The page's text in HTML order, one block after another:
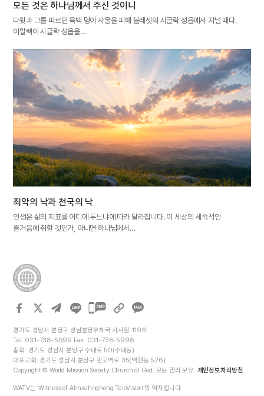
모든 것은 하나님께서 주신 것이니
다윗과 그를 따르던 육백 명이 사울을 피해 블레셋의 시글락 성읍에서 지낼 때다.
아말렉이 시글락 성읍을…
죄악의 낙과 천국의 낙
인생은 삶의 지표를 어디에 두느냐에 따라 달라집니다. 이 세상의 세속적인
즐거움에 취할 것인가, 아니면 하나님께서…
카카오톡
경기도 성남시 분당구 성남분당우체국 사서함 119호
Tel. 031-738-5999 Fax. 031-738-5998
총회: 경기도 성남시 분당구 수내로 50(수내동)
대표교회: 경기도 성남시 분당구 판교역로 35(백현동 526)
Copyright © World Mission Society Church of God. 모든 권리 보유. 개인정보처리방침
WATV는 ‘Witness of Ahnsahnghong TeleVision’의 약자입니다.